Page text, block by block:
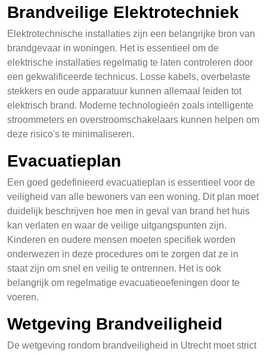
Brandveilige Elektrotechniek
Elektrotechnische installaties zijn een belangrijke bron van
brandgevaar in woningen. Het is essentieel om de
elektrische installaties regelmatig te laten controleren door
een gekwalificeerde technicus. Losse kabels, overbelaste
stekkers en oude apparatuur kunnen allemaal leiden tot
elektrisch brand. Moderne technologieën zoals intelligente
stroommeters en overstroomschakelaars kunnen helpen om
deze risico's te minimaliseren.
Evacuatieplan
Een goed gedefinieerd evacuatieplan is essentieel voor de
veiligheid van alle bewoners van een woning. Dit plan moet
duidelijk beschrijven hoe men in geval van brand het huis
kan verlaten en waar de veilige uitgangspunten zijn.
Kinderen en oudere mensen moeten specifiek worden
onderwezen in deze procedures om te zorgen dat ze in
staat zijn om snel en veilig te ontrennen. Het is ook
belangrijk om regelmatige evacuatieoefeningen door te
voeren.
Wetgeving Brandveiligheid
De wetgeving rondom brandveiligheid in Utrecht moet strict